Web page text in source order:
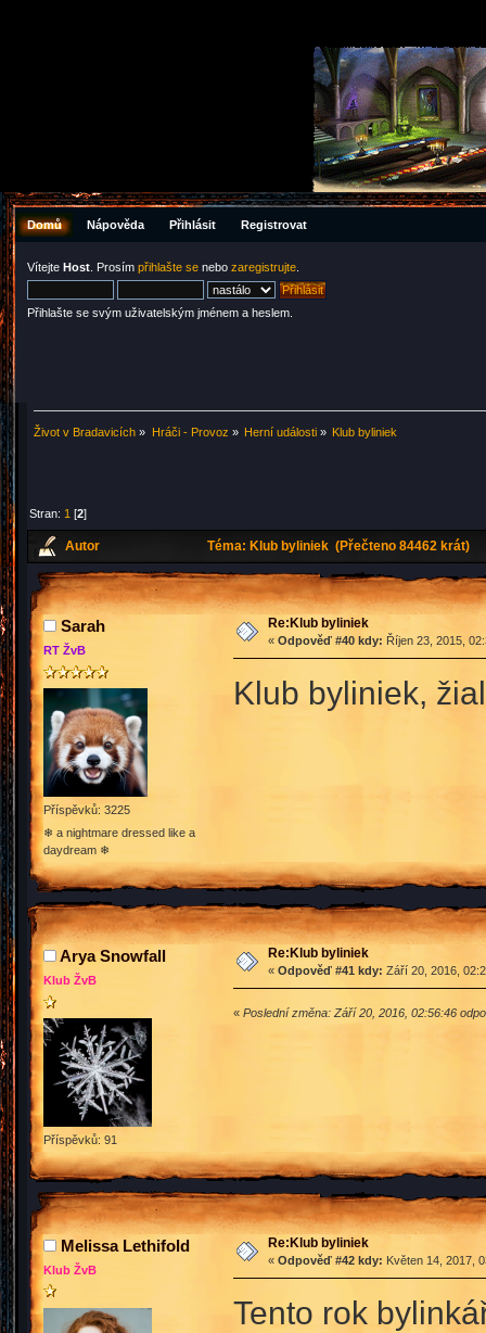
Domů Nápověda Přihlásit Registrovat
Vítejte Host . Prosím přihlašte se nebo zaregistrujte
Přihlašte se svým uživatelským jménem a heslem.
Život v Bradavicích » Hráči - Provoz » Herní události» Klub byliniek
Stran: 1 [2]
Autor Téma: Klub byliniek (Přečteno 84462 krát)
Sarah
RT ŽvB
Příspěvků: 3225
❄ a nightmare dressed like a
daydream ❄
Re:Klub byliniek
« Odpověď #40 kdy: Říjen 23, 2015,
Klub byliniek,
Arya Snowfall
Klub ŽvB
Příspěvků: 91
Re:Klub byliniek
« Odpověď #41 kdy: Září 20, 2016,
« Poslední změna: Září 20, 2016, 02:56:46
Melissa Lethifold
Klub ŽvB
Re:Klub byliniek
« Odpověď #42 kdy: Květen 14, 2017,
Tento rok